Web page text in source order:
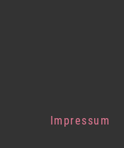
Impressum